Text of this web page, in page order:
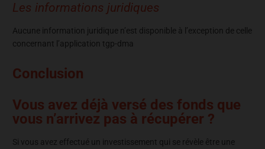
Les informations juridiques
Aucune information juridique n’est disponible à l’exception de celle
concernant l’application tgp-dma
Conclusion
Vous avez déjà versé des fonds que
vous n’arrivez pas à récupérer ?
Si vous avez effectué un investissement qui se révèle être une